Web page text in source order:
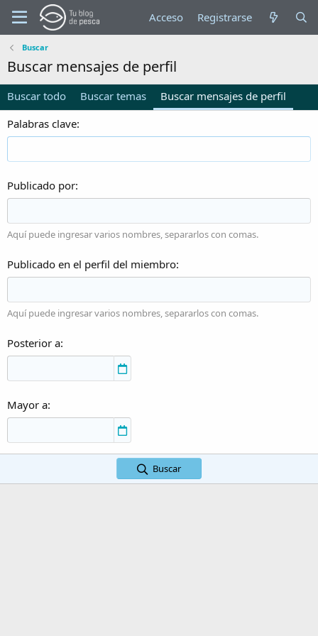
Acceso Registrarse
Buscar
Buscar mensajes de perfil
Buscar todo Buscar temas
Buscar mensajes de perfil
Palabras clave
Publicado por
Aquí puede ingresar varios nombres, separarlos con comas.
Publicado en el perfil del miembro
Aquí puede ingresar varios nombres, separarlos con comas.
Posterior a
Mayor a
Buscar